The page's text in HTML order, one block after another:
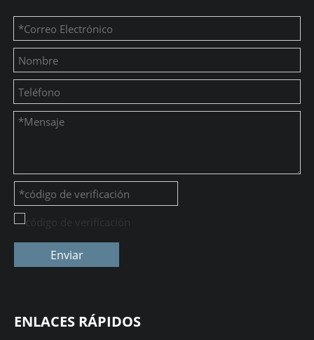
Enviar
ENLACES RÁPIDOS